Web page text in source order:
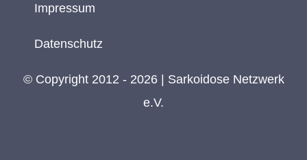
Impressum
Datenschutz
© Copyright 2012 - 2026 | Sarkoidose Netzwerk
e.V.